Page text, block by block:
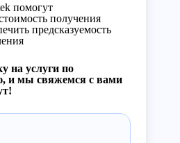
помогут
получения
предсказуемость
на услуги по
и мы свяжемся с вами